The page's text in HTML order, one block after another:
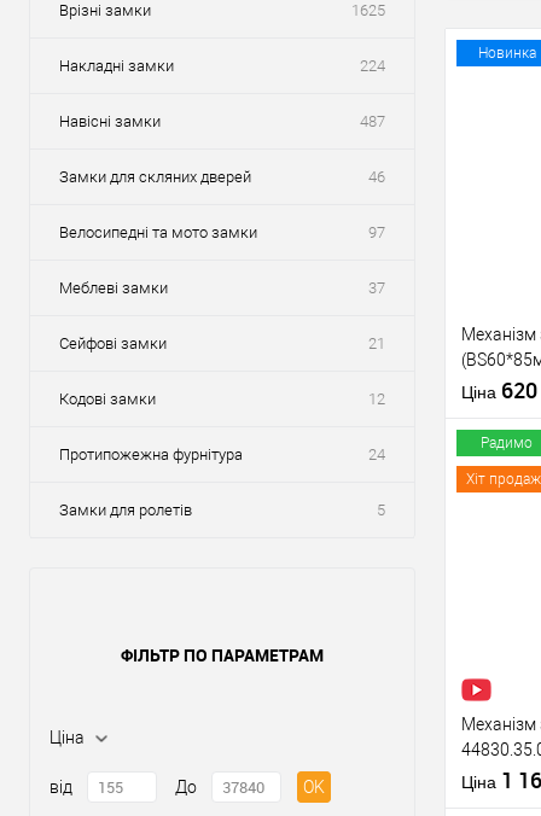
Врізні замки 1625
Накладні замки 224
Навісні замки 487
Замки для скляних дверей 46
Велосипедні та мото замки 97
Меблеві замки 37
Сейфові замки 21
Кодові замки 12
Протипожежна фурнітура 24
Замки для ролетів 5
ФІЛЬТР ПО ПАРАМЕТРАМ
Ціна
від До OK
Новинка
Механізм
тех
Ціна 620
У
Виробник
Тип товару
Матеріал
Країна
Радимо
Хіт
Механізм
22 мм)
Ціна 1